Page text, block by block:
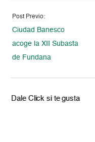
Post Previo:
Ciudad Banesco
acoge la XII Subasta
de Fundana
Dale Click si te gusta